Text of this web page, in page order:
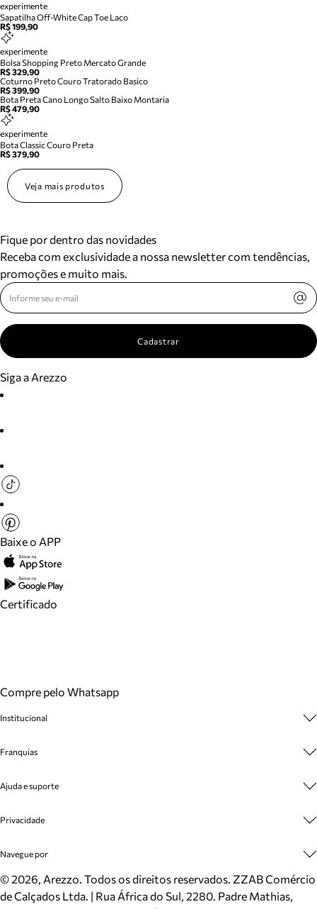
experimente
Sapatilha Off-White Cap Toe Laco
R$ 199,90
experimente
Bolsa Shopping Preto Mercato Grande
R$ 329,90
Coturno Preto Couro Tratorado Basico
R$ 399,90
Bota Preta Cano Longo Salto Baixo Montaria
R$ 479,90
experimente
Bota Classic Couro Preta
R$ 379,90
Veja mais produtos
Fique por dentro das novidades
Receba com exclusividade a nossa newsletter com tendências,
promoções e muito mais.
Cadastrar
Siga a Arezzo
Baixe o APP
Certificado
Compre pelo Whatsapp
Institucional
Cashback
Venda Corporativa
Mapa do Site
Inverno
Mundo Arezzo
Franquias
Plano de Negócio
Ajuda e suporte
Cadastro
Meus Pedidos
Trocas e Devoluções
Cartão Presente
Privacidade
Politica e Privacidade
Navegue por
Sapatos
Bolsas
©2026, Arezzo. Todos os direitos reservados. ZZAB Comércio
de Calçados Ltda. | Rua África do Sul, 2280. Padre Mathias,